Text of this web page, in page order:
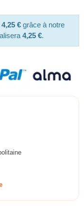
4,25 € grâce à notre
4,25 €.